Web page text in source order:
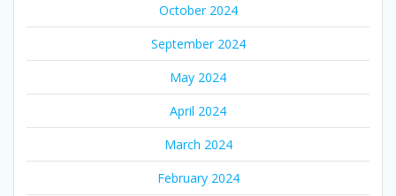
October 2024
September 2024
May 2024
April 2024
March 2024
February 2024